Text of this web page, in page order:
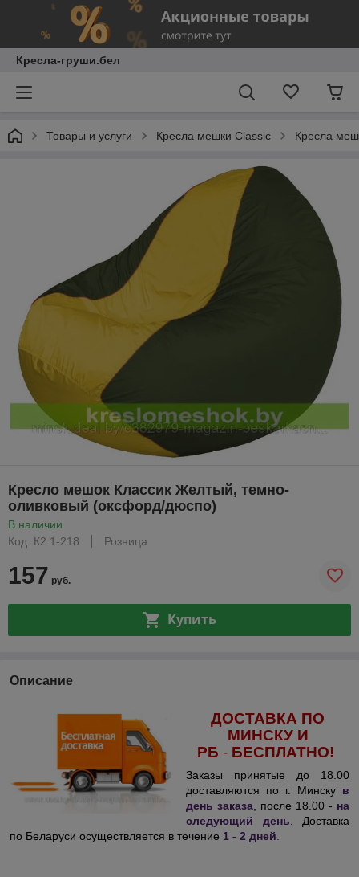
Кресла-груши.бел
Товары и услуги Кресла мешки Classic Кресла
Кресло мешок Классик Желтый, темно-
оливковый (оксфорд/дюспо)
В наличии
Код: К2.1-218
Розница
157 руб.
Купить
Описание
ДОСТАВКА ПО
МИНСКУ И
РБ - БЕСПЛАТНО!
Заказы принятые до 18.00
доставляются по г. Минску в
день заказа , после 18.00 - на
следующий день . Доставка
по Беларуси осуществляется в течение 1 - 2 дней